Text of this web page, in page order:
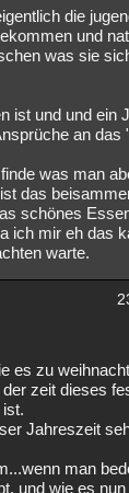
die
und
was sie
ist und und ein
an das
was man
das
schönes
ich mir eh das
warte.
es zu
zeit dieses
Jahreszeit
man
und wie es